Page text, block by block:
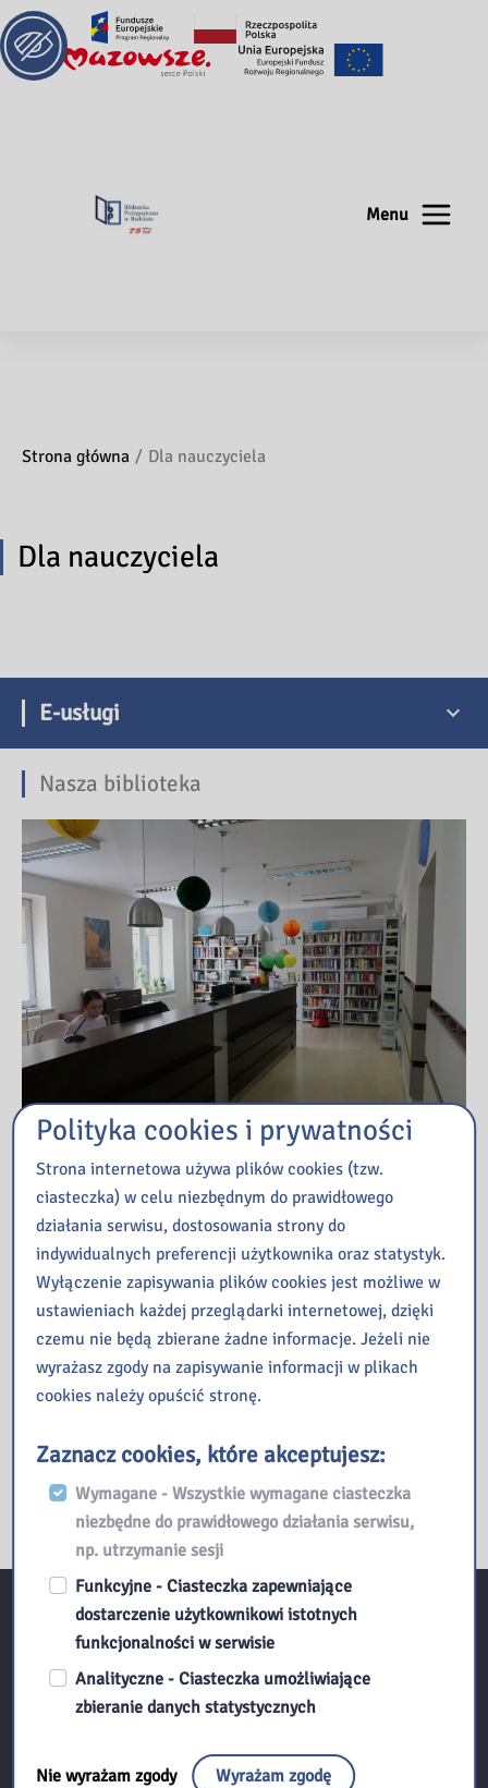
Menu
Strona główna Dla nauczyciela
Dla nauczyciela
E-usługi
Nasza biblioteka
Przeczytaj
Kopernik – czyli kosmiczna podróż w nieznane
ManiaLAB w bibliotece
Jak oni pracują, czyli poznajemy pracę bibliotekarza od
kulis – zajęcia dla młodzieży
Finał 1. edycji konkursu „Gwiazdki 2026” w Galerii
Co działo się w naszej Bibliotece w mijającym tygodniu?
Kontakt:
Biblioteka Pedagogiczna w Radomiu
Polityka cookies i prywatności
Strona internetowa używa plików cookies (tzw.
ciasteczka) w celu niezbędnym do prawidłowego
działania serwisu, dostosowania strony do
indywidualnych preferencji użytkownika oraz statystyk.
Wyłączenie zapisywania plików cookies jest możliwe w
ustawieniach każdej przeglądarki internetowej, dzięki
czemu nie będą zbierane żadne informacje. Jeżeli nie
wyrażasz zgody na zapisywanie informacji w plikach
cookies należy opuścić stronę.
Zaznacz cookies, które akceptujesz:
Wymagane - Wszystkie wymagane ciasteczka
niezbędne do prawidłowego działania serwisu,
np. utrzymanie sesji
Funkcyjne - Ciasteczka zapewniające
dostarczenie użytkownikowi istotnych
funkcjonalności w serwisie
Analityczne - Ciasteczka umożliwiające
zbieranie danych statystycznych
Nie wyrażam zgody Wyrażam zgodę